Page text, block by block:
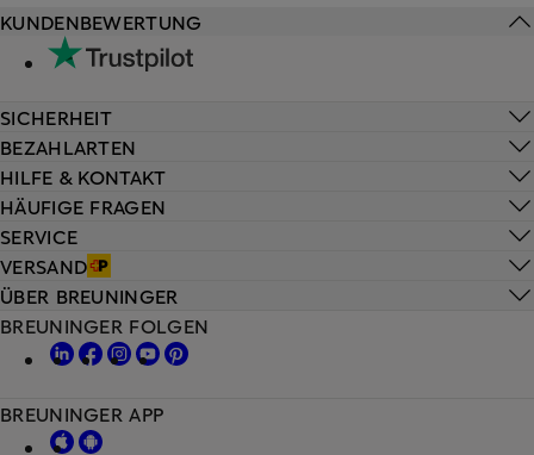
HILFE & KONTAKT
HÄUFIGE FRAGEN
SERVICE
VERSAND
KUNDENBEWERTUNG
SICHERHEIT
BEZAHLARTEN
ÜBER BREUNINGER
BREUNINGER FOLGEN
BREUNINGER APP